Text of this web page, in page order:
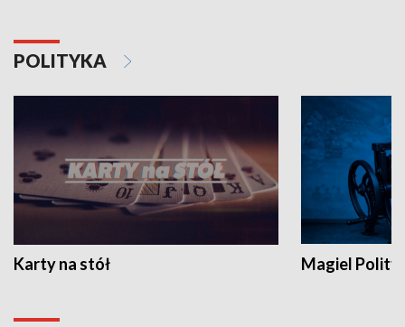
POLITYKA
Karty na stół Magiel